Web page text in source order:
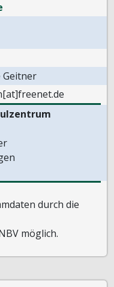
Geitner
durch die
möglich.